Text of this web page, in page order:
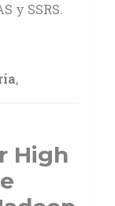
y SSRS.
,
High